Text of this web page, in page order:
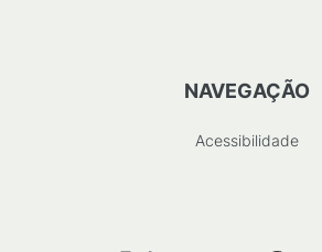
NAVEGAÇÃO
Acessibilidade